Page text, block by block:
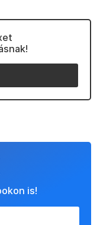
is!